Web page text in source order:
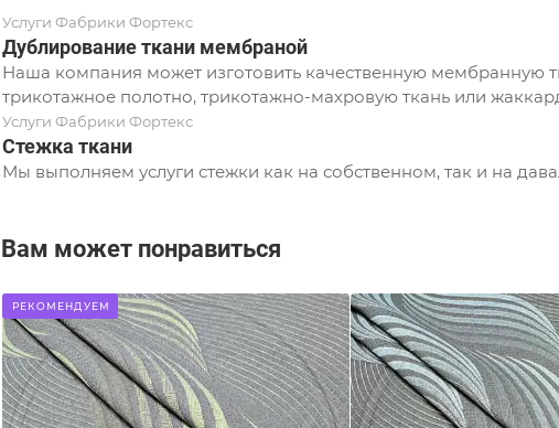
Услуги Фабрики Фортекс
Дублирование ткани мембраной
Наша компания может изготовить качественную мембранную
трикотажное полотно, трикотажно-махровую ткань или
Услуги Фабрики Фортекс
Стежка ткани
Мы выполняем услуги стежки как на собственном, так и на
Вам может понравиться
РЕКОМЕНДУЕМ